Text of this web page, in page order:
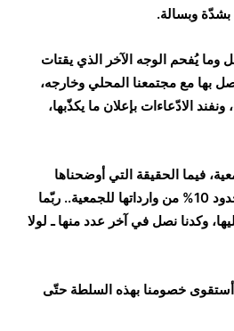
بشدّة وبسالة.
وما يُفحم الوجه الآخر الذي يقتات
بها مع مجتمعنا المحلي وخارجه،
الادّعاءات بإعلان ما يكذّبها،
فيما الحقيقة التي أوضحناها
بالأرقام ونشرناها للناس هي إن النشرة ـ الصحيفة ـ تغطّي نفقاتها، بل وتوفر بحدود 10% من وارداتها للجمعية.. ربّما
وكدنا نصل في آخر عدد منها ـ لولا
أستقوى خصومنا بهذه السلطة حتّى